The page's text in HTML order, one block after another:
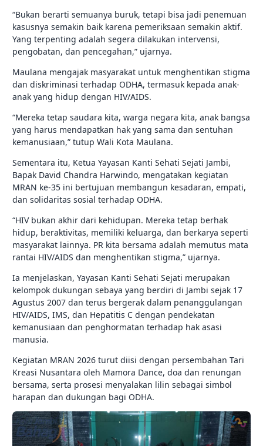
“Bukan berarti semuanya buruk, tetapi bisa jadi penemuan
kasusnya semakin baik karena pemeriksaan semakin aktif.
Yang terpenting adalah segera dilakukan intervensi,
pengobatan, dan pencegahan,” ujarnya.
Maulana mengajak masyarakat untuk menghentikan stigma
dan diskriminasi terhadap ODHA, termasuk kepada anak-
anak yang hidup dengan HIV/AIDS.
“Mereka tetap saudara kita, warga negara kita, anak bangsa
yang harus mendapatkan hak yang sama dan sentuhan
kemanusiaan,” tutup Wali Kota Maulana.
Sementara itu, Ketua Yayasan Kanti Sehati Sejati Jambi,
Bapak David Chandra Harwindo, mengatakan kegiatan
MRAN ke-35 ini bertujuan membangun kesadaran, empati,
dan solidaritas sosial terhadap ODHA.
“HIV bukan akhir dari kehidupan. Mereka tetap berhak
hidup, beraktivitas, memiliki keluarga, dan berkarya seperti
masyarakat lainnya. PR kita bersama adalah memutus mata
rantai HIV/AIDS dan menghentikan stigma,” ujarnya.
Ia menjelaskan, Yayasan Kanti Sehati Sejati merupakan
kelompok dukungan sebaya yang berdiri di Jambi sejak 17
Agustus 2007 dan terus bergerak dalam penanggulangan
HIV/AIDS, IMS, dan Hepatitis C dengan pendekatan
kemanusiaan dan penghormatan terhadap hak asasi
manusia.
Kegiatan MRAN 2026 turut diisi dengan persembahan Tari
Kreasi Nusantara oleh Mamora Dance, doa dan renungan
bersama, serta prosesi menyalakan lilin sebagai simbol
harapan dan dukungan bagi ODHA.